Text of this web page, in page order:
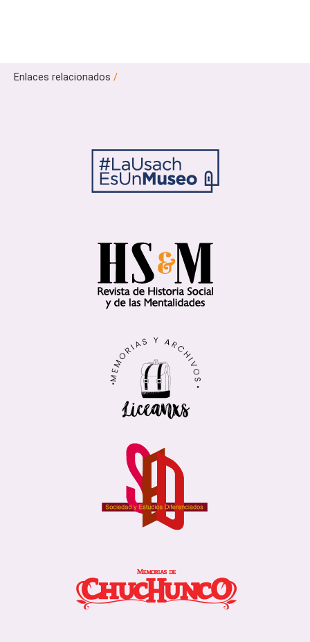
Enlaces relacionados /